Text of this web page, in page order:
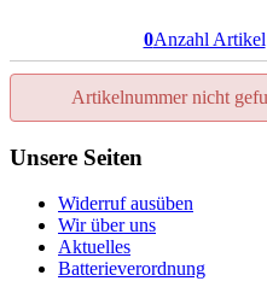
0Anzahl Artikel
Artikelnummer nicht
Unsere Seiten
Widerruf ausüben
Wir über uns
Aktuelles
Batterieverordnung